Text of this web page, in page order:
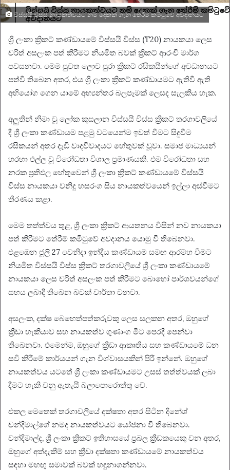
විස්සයි විස්ස නායකත්වයට නම් දෙකක් ගැන තේරීම් කමිටුවේ අවදානයට
ශ්‍රී ලංකා ක්‍රිකට් කණ්ඩායමේ විස්සයි විස්ස (T20) නායකයා ලෙස
චරිත් අසලංක පත් කිරීමට නියමිත බවක් ක්‍රිකට් ආරංචි මාර්ග
පවසනවා. මෙම පුවත ලොව පුරා ක්‍රිකට් රසිකයින්ගේ අවධානයට
පත්වී තිබෙන අතර, එය ශ්‍රී ලංකා ක්‍රිකට් කණ්ඩායමට ඇතිවී ඇති
අභියෝග ගෙන යාමේ අභ්‍යන්තර බලපෑමක් ලෙසද සැලකිය හැක.
අලුතින් නිමා වූ ලෝක කුසලාන විස්සයි විස්ස ක්‍රිකට් තරගාවලියේ
දී ශ්‍රී ලංකා කණ්ඩායම පළමු වටයෙන්ම ඉවත් වීමට සිදුවීම
රසිකයන් අතර දැඩි වාදවිවාදයට හේතුවක් වූවා. සමාජ මාධ්‍යයන්
හරහා එල්ල වූ විරෝධතා විශාල ප්‍රමාණයකි. එම විරෝධතා සහ
නරක ප්‍රතිඵල හේතුවෙන් ශ්‍රී ලංකා ක්‍රිකට් කණ්ඩායමේ විස්සයි
විස්ස නායකයා වනිදු හසරංග සිය නායකත්වයෙන් ඉල්ලා අස්වීමට
තීරණය කළා.
මෙම තත්ත්වය තුළ, ශ්‍රී ලංකා ක්‍රිකට් ආයතනය විසින් නව නායකයා
පත් කිරීමට තේරීම් කමිටුවේ අවදානය යොමු වී තිබෙනවා.
එළඹෙන ජූලි 27 වෙනිදා ඉන්දීය කණ්ඩායම සමඟ ආරම්භ වීමට
නියමිත විස්සයි විස්ස ක්‍රිකට් තරගාවලියේ ශ්‍රී ලංකා කණ්ඩායමේ
නායකයා ලෙස චරිත් අසලංක පත් කිරීමට බොහෝ පාර්ශවයන්ගේ
සහය ලබාදී තිබෙන බවක් වාර්තා වනවා.
අසලංක, දක්ෂ බෙහෙත්පත්කරුවකු ලෙස සලකන අතර, ඔහුගේ
ක්‍රීඩා හැකියාව සහ නායකත්ව ගුණාංග මීට පෙරදී පෙන්වා
තිබෙනවා. එමෙන්ම, ඔහුගේ ක්‍රීඩා ආකෘතිය සහ කණ්ඩායමේ ධන
සවි කිරීමේ කාර්යයන් ගැන විශ්වාසයකින් පිරී ඉන්නේ. ඔහුගේ
නායකත්වය යටතේ ශ්‍රී ලංකා කණ්ඩායමට උසස් තත්ත්වයක් ලබා
දීමට හැකි වනු ඇතැයි බලාපොරොත්තු වේ.
එකල මෙතෙක් තරගාවලියේ දක්ෂතා අතර සිටින දිනේශ්
චන්දිමාල්ගේ නමද නායකත්වයට යෝජනා වී තිබෙනවා.
චන්දිමාල්ද, ශ්‍රී ලංකා ක්‍රිකට් ඉතිහාසයේ ප්‍රබල ක්‍රීඩකයෙකු වන අතර,
ඔහුගේ අත්දැකීම් සහ ක්‍රීඩා දක්ෂතා කණ්ඩායමේ නායකත්වය
සඳහා මහඟු සමාවක් බවක් හඳුනාගන්නවා.